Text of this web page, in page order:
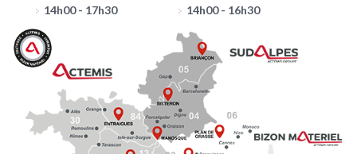
14h00 - 17h30
14h00 - 16h30